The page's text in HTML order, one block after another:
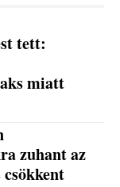
tett:
miatt
zuhant az